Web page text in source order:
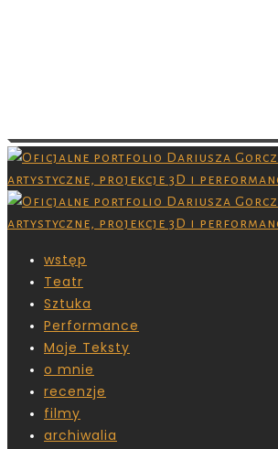
wstęp
Teatr
Sztuka
Performance
Moje Teksty
o mnie
recenzje
filmy
archiwalia